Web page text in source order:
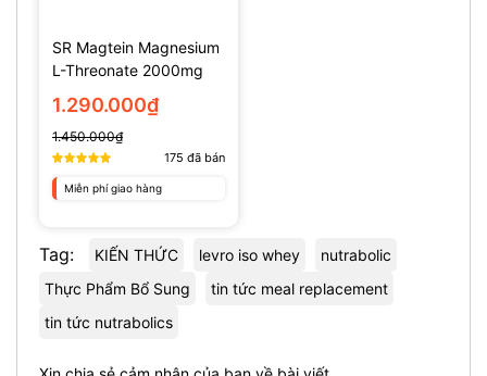
SR Magtein Magnesium
L-Threonate 2000mg
(135 Viên)
1.290.000₫
1.450.000₫
175 đã bán
Miễn phí giao hàng
Tag: KIẾN THỨC levro iso whey
nutrabolic
Thực Phẩm Bổ Sung
tin tức meal replacement
tin tức nutrabolics